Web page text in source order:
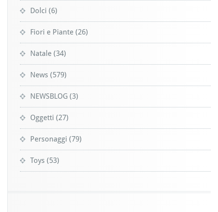
Dolci (6)
Fiori e Piante (26)
Natale (34)
News (579)
NEWSBLOG (3)
Oggetti (27)
Personaggi (79)
Toys (53)